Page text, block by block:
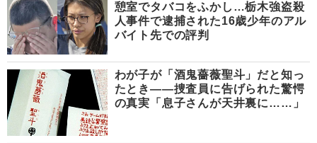
憩室でタバコをふかし…栃木強盗殺
人事件で逮捕された16歳少年のアル
バイト先での評判
わが子が「酒鬼薔薇聖斗」だと知っ
たとき――捜査員に告げられた驚愕
の真実「息子さんが天井裏に……」